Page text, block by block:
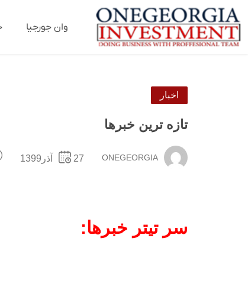
وان جورجیا
اخبار
تازه ترین خبرها
ONEGEORGIA 27آذر1399
سر تیتر خبرها: